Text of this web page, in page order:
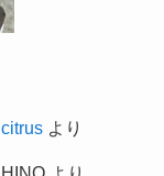
citrusより